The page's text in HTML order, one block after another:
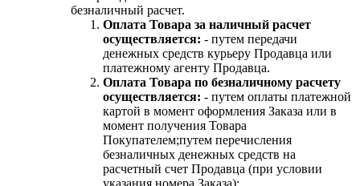
безналичный расчет.
Оплата Товара за наличный расчет
осуществляется: - путем передачи
денежных средств курьеру Продавца или
платежному агенту Продавца.
Оплата Товара по безналичному расчету
осуществляется: - путем оплаты платежной
картой в момент оформления Заказа или в
момент получения Товара
Покупателем;путем перечисления
безналичных денежных средств на
расчетный счет Продавца (при условии
указания номера Заказа);